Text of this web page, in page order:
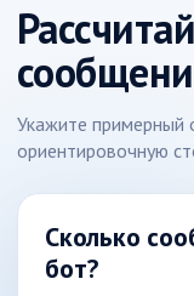
Укажите примерный
ориентировочную
Сколько
бот?